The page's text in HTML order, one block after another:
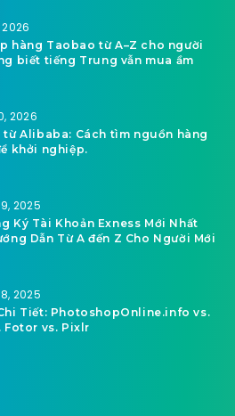
hàng Taobao từ A–Z cho người
biết tiếng Trung vẫn mua ầm
2026
từ Alibaba: Cách tìm nguồn hàng
khởi nghiệp.
2025
Ký Tài Khoản Exness Mới Nhất
Dẫn Từ A đến Z Cho Người Mới
2025
Tiết: PhotoshopOnline.info vs.
Fotor vs. Pixlr